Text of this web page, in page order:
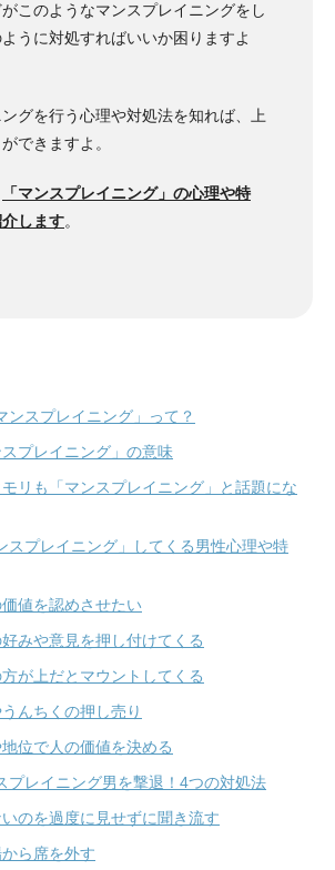
このようなマンスプレイニングをし
うに対処すればいいか困りますよ
グを行う心理や対処法を知れば、上
できますよ。
「マンスプレイニング」の心理や特
します。
ンスプレイニング」って？
スプレイニング」の意味
リも「マンスプレイニング」と話題にな
スプレイニング」してくる男性心理や特
価値を認めさせたい
好みや意見を押し付けてくる
方が上だとマウントしてくる
んちくの押し売り
位で人の価値を決める
プレイニング男を撃退！4つの対処法
のを過度に見せずに聞き流す
ら席を外す